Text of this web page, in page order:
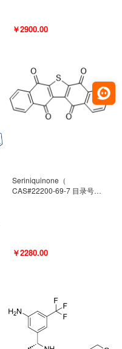
￥2900.00
Seriniquinone（
CAS#22200-69-7 目录号
￥2280.00